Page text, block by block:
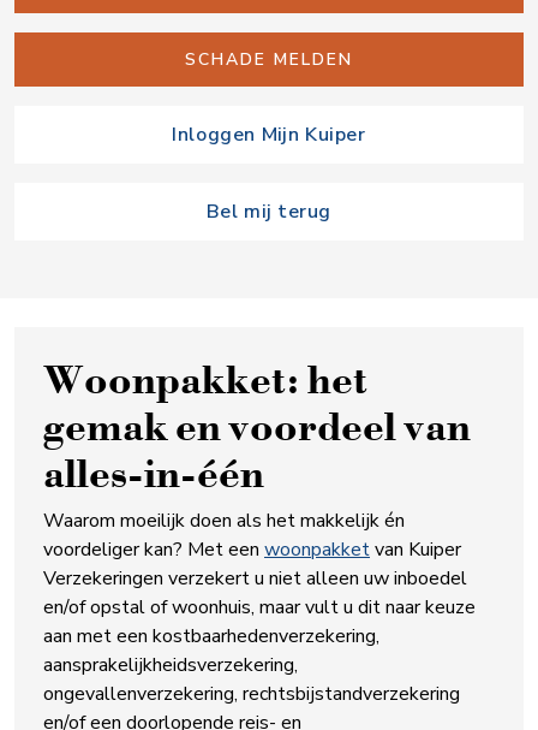
SCHADE MELDEN
Inloggen Mijn Kuiper
Bel mij terug
Woonpakket: het
gemak en voordeel van
alles-in-één
Waarom moeilijk doen als het makkelijk én
voordeliger kan? Met een woonpakketvan Kuiper
Verzekeringen verzekert u niet alleen uw inboedel
en/of opstal of woonhuis, maar vult u dit naar keuze
aan met een kostbaarhedenverzekering,
aansprakelijkheidsverzekering,
ongevallenverzekering, rechtsbijstandverzekering
en/of een doorlopende reis- en